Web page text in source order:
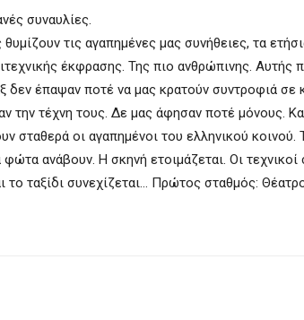
συναυλίες.
τις αγαπημένες μας συνήθειες, τα
έκφρασης. Της πιο ανθρώπινης. Αυτής
δεν έπαψαν ποτέ να μας κρατούν συντροφιά σε
την τέχνη τους. Δε μας άφησαν ποτέ μόνους.
σταθερά οι αγαπημένοι του ελληνικού κοινού.
ανάβουν. Η σκηνή ετοιμάζεται. Οι τεχνικοί
ταξίδι συνεχίζεται… Πρώτος σταθμός: